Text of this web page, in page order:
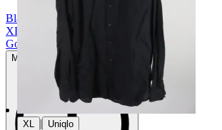
Blå
XL
Gott använt skick
Mindre tecken på användning
XL | Uniqlo